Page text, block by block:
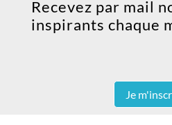
Recevez par mail
inspirants chaque
Je